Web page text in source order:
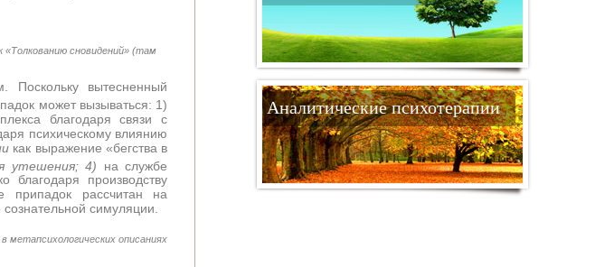
«Толкованию сновидений» (там
Поскольку вытесненный
может вызываться: 1)
благодаря связи с
психическому влиянию
как выражение «бегства в
утешения; 4) на службе
благодаря производству
припадок рассчитан на
симуляции.
метапсихологических описаниях
Аналитические психотерапии